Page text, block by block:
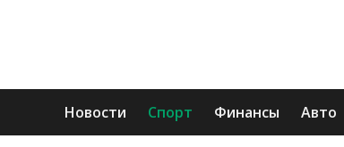
Новости Спорт Финансы Авто